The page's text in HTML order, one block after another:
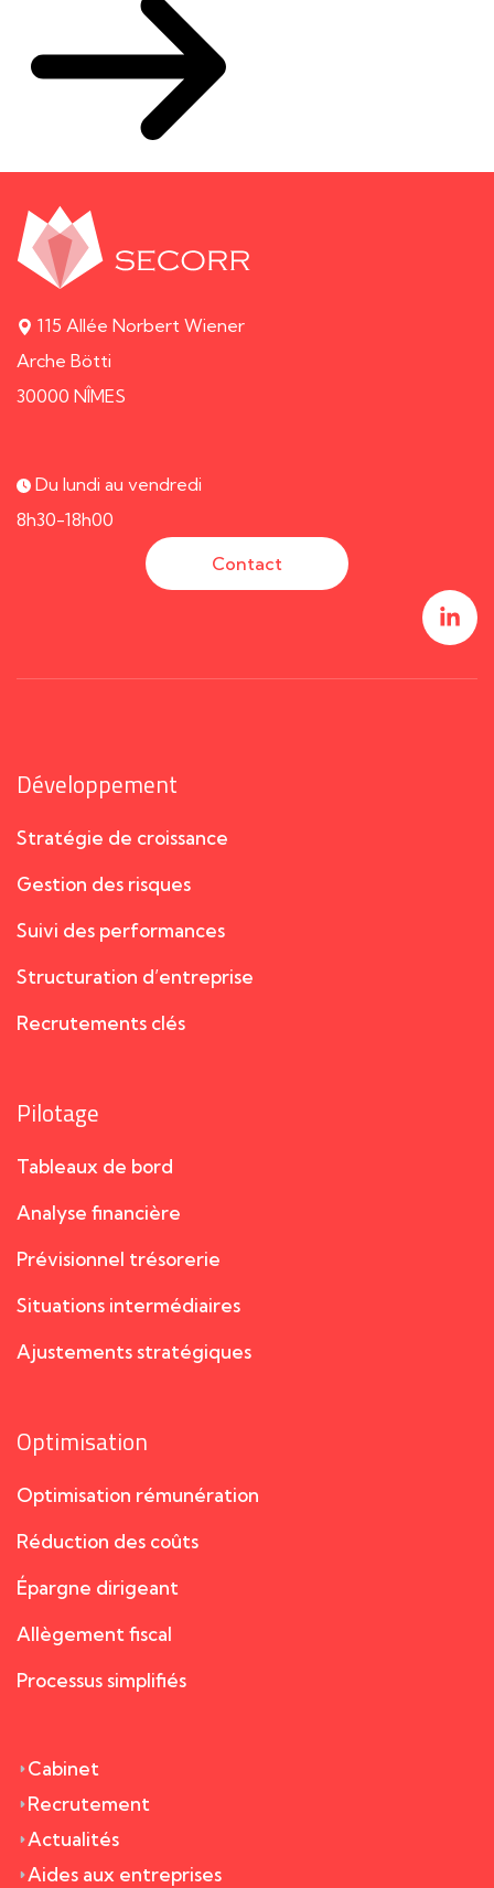
115 Allée Norbert Wiener
Arche Bötti
30000 NÎMES
Du lundi au vendredi
8h30-18h00
Contact
Développement
Stratégie de croissance
Gestion des risques
Suivi des performances
Structuration d’entreprise
Recrutements clés
Pilotage
Tableaux de bord
Analyse financière
Prévisionnel trésorerie
Situations intermédiaires
Ajustements stratégiques
Optimisation
Optimisation rémunération
Réduction des coûts
Épargne dirigeant
Allègement fiscal
Processus simplifiés
Cabinet
Recrutement
Actualités
Aides aux entreprises